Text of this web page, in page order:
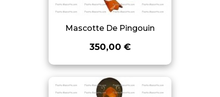
Mascotte De Pingouin
350,00 €